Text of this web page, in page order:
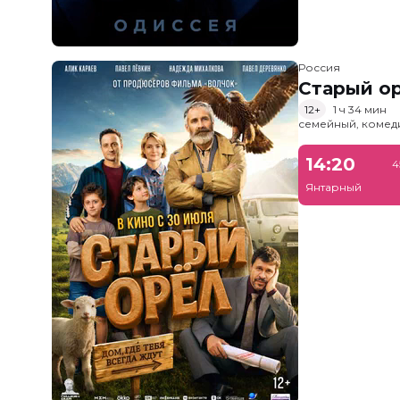
Россия
Старый
12+
1 ч 34 мин
семейный,
14:20
Янтарный